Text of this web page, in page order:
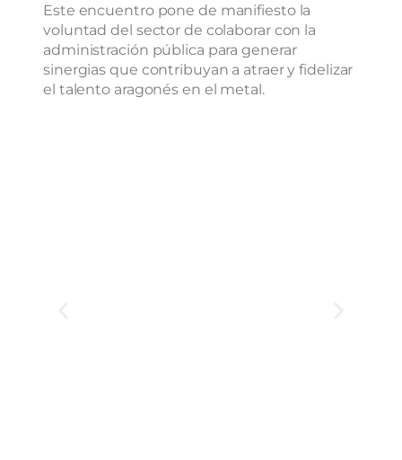
Este encuentro pone de manifiesto la
voluntad del sector de colaborar con la
administración pública para generar
sinergias que contribuyan a atraer y fidelizar
el talento aragonés en el metal.